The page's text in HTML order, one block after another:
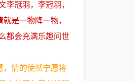
李冠羽，李冠羽，
是一物降一物，
都会充满乐趣问世
，情的使然宁愿将